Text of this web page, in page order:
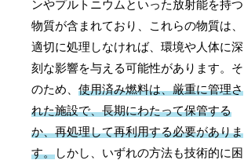
ンやプルトニウムといった放射能を持つ
物質が含まれており、これらの物質は、
適切に処理しなければ、環境や人体に深
刻な影響を与える可能性があります。そ
のため、使用済み燃料は、厳重に管理さ
れた施設で、長期にわたって保管する
か、再処理して再利用する必要がありま
す。しかし、いずれの方法も技術的に困